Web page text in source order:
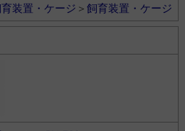
装置・ケージ ＞ 飼育装置・ケージ